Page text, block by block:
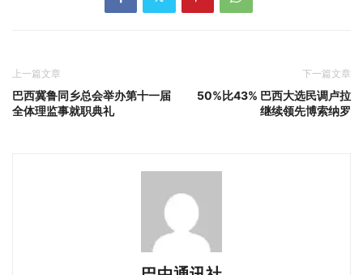
上一篇文章
巴西冀鲁同乡总会举办第十一届
全体理监事就职典礼
下一篇文章
50%比43% 巴西大选民调卢拉
继续领先博索纳罗